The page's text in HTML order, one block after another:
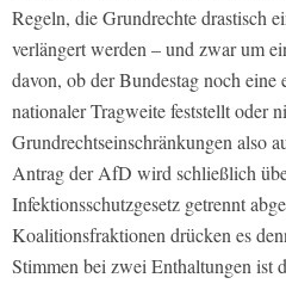
Regeln, die Grundrechte drastisch
verlängert werden – und zwar um
davon, ob der Bundestag noch eine
nationaler Tragweite feststellt oder
Grundrechtseinschränkungen also
Antrag der AfD wird schließlich
Infektionsschutzgesetz getrennt
Koalitionsfraktionen drücken es
Stimmen bei zwei Enthaltungen ist